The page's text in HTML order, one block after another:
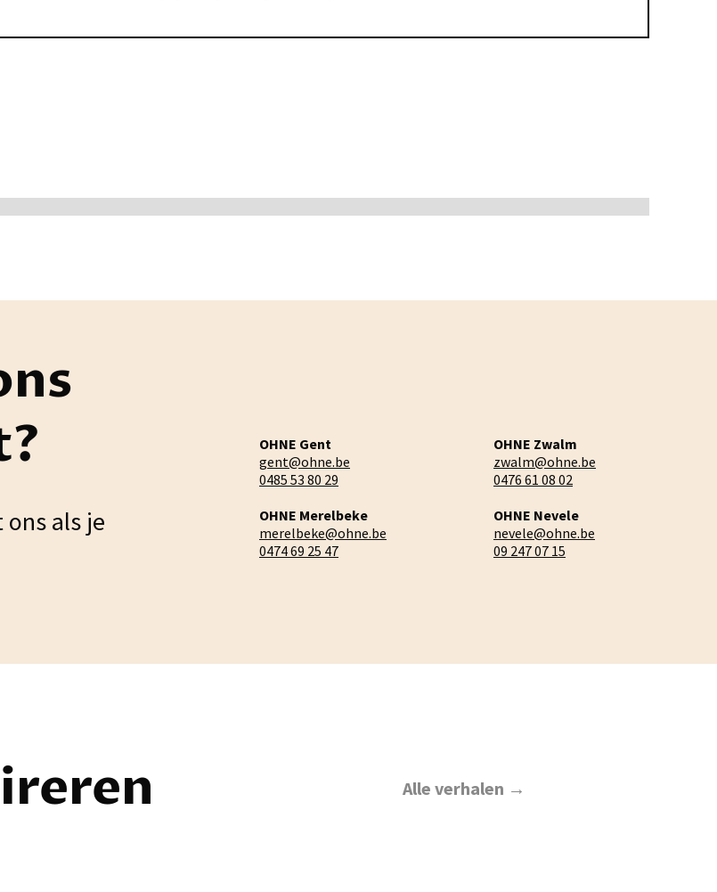
als je
OHNE Gent
gent@ohne.be
0485 53 80 29
OHNE Merelbeke
merelbeke@ohne.be
0474 69 25 47
OHNE Zwalm
zwalm@ohne.be
0476 61 08 02
OHNE Nevele
nevele@ohne.be
09 247 07 15
Alle verhalen →